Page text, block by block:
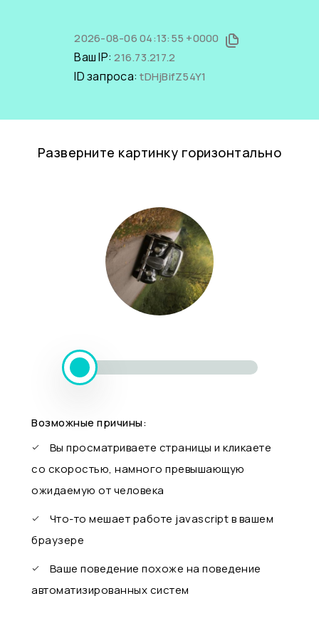
2026-08-06 04:13:55 +0000
Ваш IP:216.73.217.2
ID запроса:tDHjBifZ54Y1
Разверните картинку горизонтально
Возможные причины:
Вы просматриваете страницы и кликаете
со скоростью, намного превышающую
ожидаемую от человека
Что-то мешает работе javascript в вашем
браузере
Ваше поведение похоже на поведение
автоматизированных систем